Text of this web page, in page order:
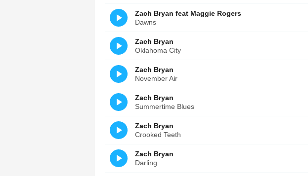
Zach Bryan feat Maggie Rogers
Dawns
Zach Bryan
Oklahoma City
Zach Bryan
November Air
Zach Bryan
Summertime Blues
Zach Bryan
Crooked Teeth
Zach Bryan
Darling